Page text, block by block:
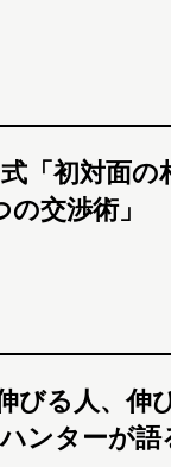
「初対面の
交渉術」
びる人、伸
ンターが語